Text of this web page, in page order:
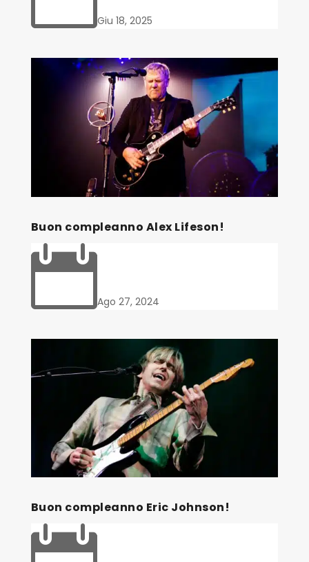
Giu 18, 2025
Buon compleanno Alex Lifeson!
Ago 27, 2024
Buon compleanno Eric Johnson!